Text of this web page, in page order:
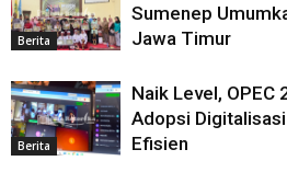
Berita
Sumenep
Jawa Timur
Berita
Naik Level, OPEC
Adopsi
Efisien